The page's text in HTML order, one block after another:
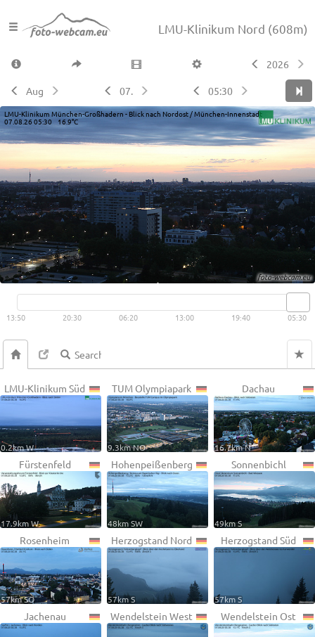
LMU-Klinikum Nord (608m)
2026
Aug 07. 05:30
LMU-Klinikum München-Großhadern - Blick nach Nordost / München-Innenstadt
07.08.26 05:30 16.9°C
Live video available → View
13:50 20:30 06:20 13:00 19:40 05:30
LMU-Klinikum Süd
0.2km W
TUM Olympiapark
9.3km NO
Dachau
16.7km N
Fürstenfeld
17.9km W
Hohenpeißenberg
48km SW
Sonnenbichl
49km S
Rosenheim
57km SO
Herzogstand Nord
57km S
Herzogstand Süd
57km S
Jachenau Wendelstein West Wendelstein Ost